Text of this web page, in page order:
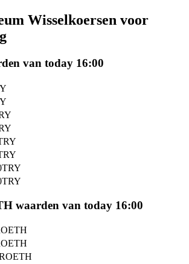
Trader
en copy trading commissies
Wisselkoersen voor
van today 16:00
TRY
TRY
waarden van today 16:00